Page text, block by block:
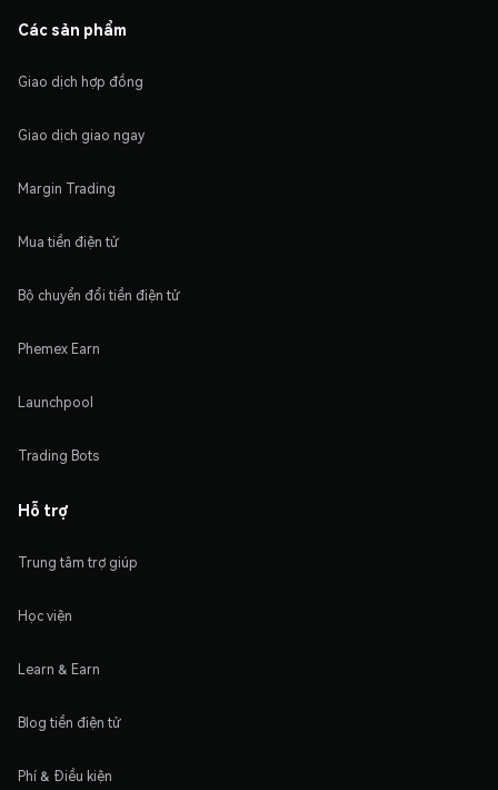
Các sản phẩm
Giao dịch hợp đồng
Giao dịch giao ngay
Margin Trading
Mua tiền điện tử
Bộ chuyển đổi tiền điện tử
Phemex Earn
Launchpool
Trading Bots
Hỗ trợ
Trung tâm trợ giúp
Học viện
Learn & Earn
Blog tiền điện tử
Phí & Điều kiện